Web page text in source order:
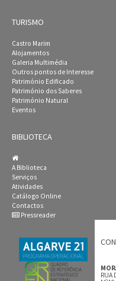
TURISMO
Castro Marim
Alojamentos
Galeria Multimédia
Outros pontos de Interesse
Património Edificado
Património dos Saberes
Património Natural
Eventos
BIBLIOTECA
A Biblioteca
Serviços
Atividades
Catálogo Online
Contactos
Pressreader
RUA